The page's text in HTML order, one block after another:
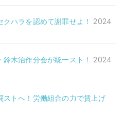
ハラを認めて謝罪せよ！ 2024
木治作分会が統一スト！ 2024
ストへ！労働組合の力で賃上げ